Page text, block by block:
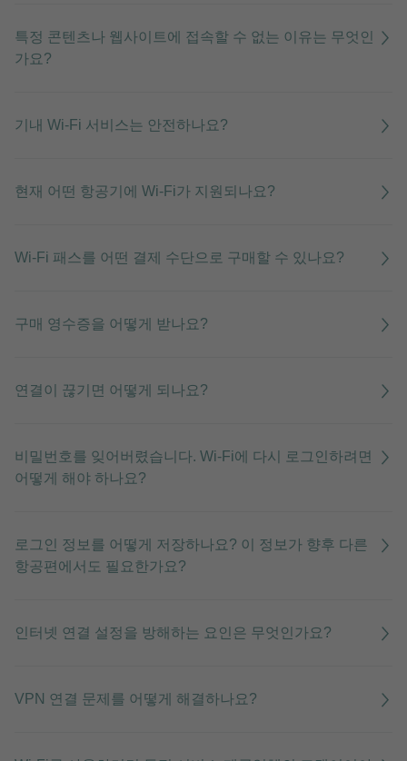
특정 콘텐츠나 웹사이트에 접속할 수 없는 이유는 무엇인
가요?
기내 Wi-Fi 서비스는 안전하나요?
현재 어떤 항공기에 Wi-Fi가 지원되나요?
Wi-Fi 패스를 어떤 결제 수단으로 구매할 수 있나요?
구매 영수증을 어떻게 받나요?
연결이 끊기면 어떻게 되나요?
비밀번호를 잊어버렸습니다. Wi-Fi에 다시 로그인하려면
어떻게 해야 하나요?
로그인 정보를 어떻게 저장하나요? 이 정보가 향후 다른
항공편에서도 필요한가요?
인터넷 연결 설정을 방해하는 요인은 무엇인가요?
VPN 연결 문제를 어떻게 해결하나요?